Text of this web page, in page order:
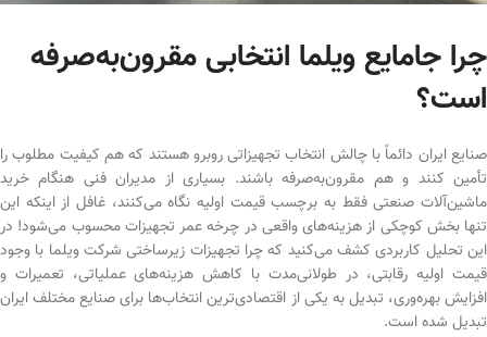
چرا جامایع ویلما انتخابی مقرون‌به‌صرفه
است؟
صنایع ایران دائماً با چالش انتخاب تجهیزاتی روبرو هستند که هم کیفیت مطلوب را
تأمین کنند و هم مقرون‌به‌صرفه باشند. بسیاری از مدیران فنی هنگام خرید
ماشین‌آلات صنعتی فقط به برچسب قیمت اولیه نگاه می‌کنند، غافل از اینکه این
تنها بخش کوچکی از هزینه‌های واقعی در چرخه عمر تجهیزات محسوب می‌شود! در
این تحلیل کاربردی کشف می‌کنید که چرا تجهیزات زیرساختی شرکت ویلما با وجود
قیمت اولیه رقابتی، در طولانی‌مدت با کاهش هزینه‌های عملیاتی، تعمیرات و
افزایش بهره‌وری، تبدیل به یکی از اقتصادی‌ترین انتخاب‌ها برای صنایع مختلف ایران
تبدیل شده است.